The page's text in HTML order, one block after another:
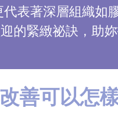
表著深層組織如
的緊緻祕訣，助
善可以怎